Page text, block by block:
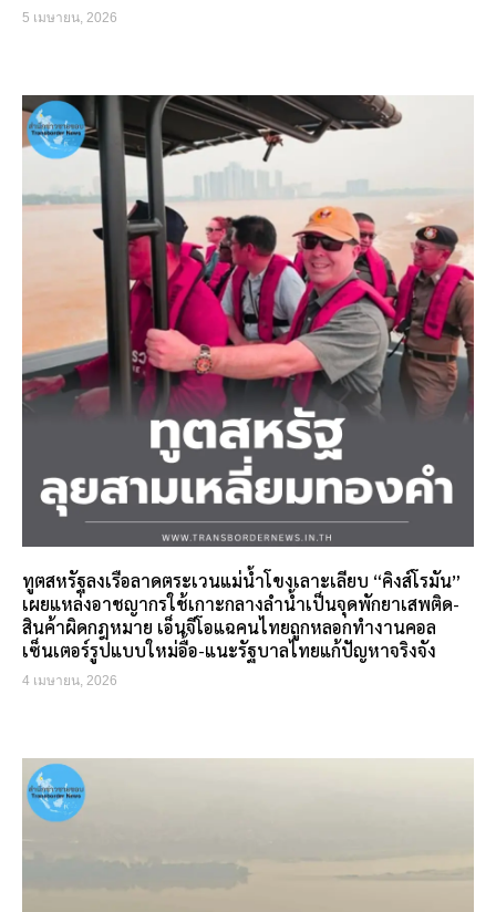
5 เมษายน, 2026
ทูตสหรัฐลงเรือลาดตระเวนแม่น้ำโขงเลาะเลียบ “คิงส์โรมัน”
เผยแหล่งอาชญากรใช้เกาะกลางลำน้ำเป็นจุดพักยาเสพติด-
สินค้าผิดกฎหมาย เอ็นจีโอแฉคนไทยถูกหลอกทำงานคอล
เซ็นเตอร์รูปแบบใหม่อื้อ-แนะรัฐบาลไทยแก้ปัญหาจริงจัง
4 เมษายน, 2026